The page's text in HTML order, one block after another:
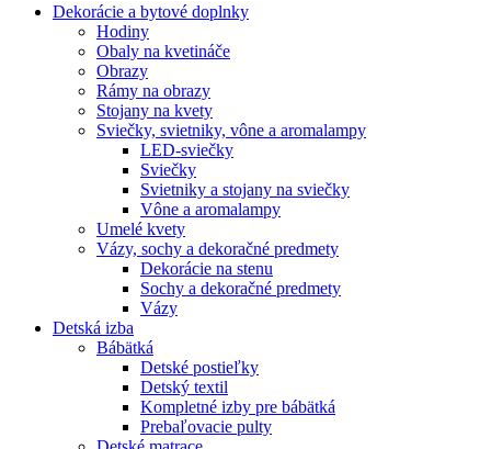
Dekorácie a bytové doplnky
Hodiny
Obaly na kvetináče
Obrazy
Rámy na obrazy
Stojany na kvety
Sviečky, svietniky, vône a aromalampy
LED-sviečky
Sviečky
Svietniky a stojany na sviečky
Vône a aromalampy
Umelé kvety
Vázy, sochy a dekoračné predmety
Dekorácie na stenu
Sochy a dekoračné predmety
Vázy
Detská izba
Bábätká
Detské postieľky
Detský textil
Kompletné izby pre bábätká
Prebaľovacie pulty